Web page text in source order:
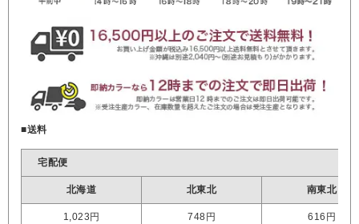
■送料
宅配便
北海道 北東北 南東北
1,023円 748円 616円